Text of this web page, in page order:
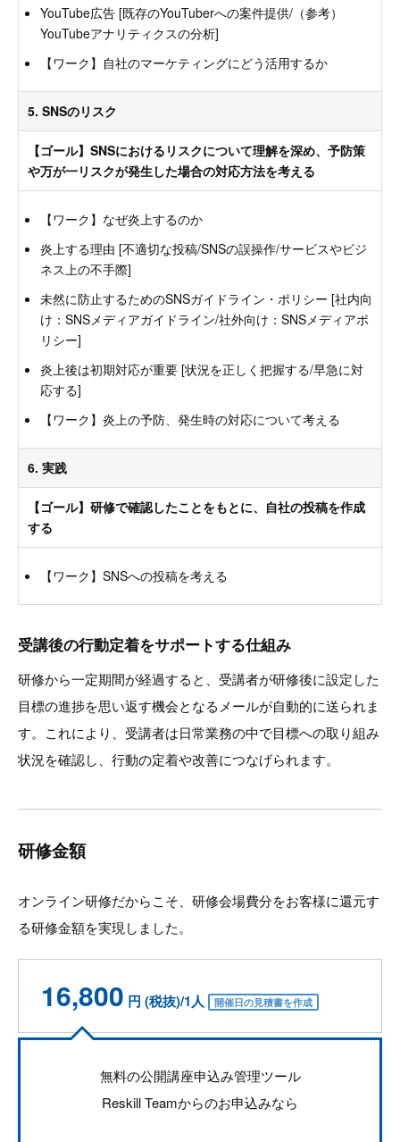
YouTube広告 [既存のYouTuberへの案件提供/（参考）
YouTubeアナリティクスの分析]
【ワーク】自社のマーケティングにどう活用するか
5. SNSのリスク
【ゴール】SNSにおけるリスクについて理解を深め、予防策
や万が一リスクが発生した場合の対応方法を考える
【ワーク】なぜ炎上するのか
炎上する理由 [不適切な投稿/SNSの誤操作/サービスやビジ
ネス上の不手際]
未然に防止するためのSNSガイドライン・ポリシー [社内向
け：SNSメディアガイドライン/社外向け：SNSメディアポ
リシー]
炎上後は初期対応が重要 [状況を正しく把握する/早急に対
応する]
【ワーク】炎上の予防、発生時の対応について考える
6. 実践
【ゴール】研修で確認したことをもとに、自社の投稿を作成
する
【ワーク】SNSへの投稿を考える
受講後の行動定着をサポートする仕組み
研修から一定期間が経過すると、受講者が研修後に設定した
目標の進捗を思い返す機会となるメールが自動的に送られま
す。これにより、受講者は日常業務の中で目標への取り組み
状況を確認し、行動の定着や改善につなげられます。
研修金額
オンライン研修だからこそ、研修会場費分をお客様に還元す
る研修金額を実現しました。
16,800 円 (税抜)/1人 開催日の見積書を作成
無料の公開講座申込み管理ツール
Reskill Teamからのお申込みなら